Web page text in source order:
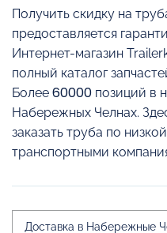
Получить скидку на
предоставляется
Интернет-магазин
полный каталог
Более 60000 позиций в
Набережных Челнах.
заказать труба по
транспортными
Доставка в Набережные